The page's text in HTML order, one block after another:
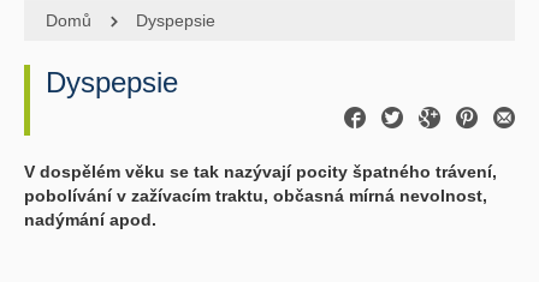
Domů Dyspepsie
Dyspepsie
V dospělém věku se tak nazývají pocity špatného trávení,
pobolívání v zažívacím traktu, občasná mírná nevolnost,
nadýmání apod.